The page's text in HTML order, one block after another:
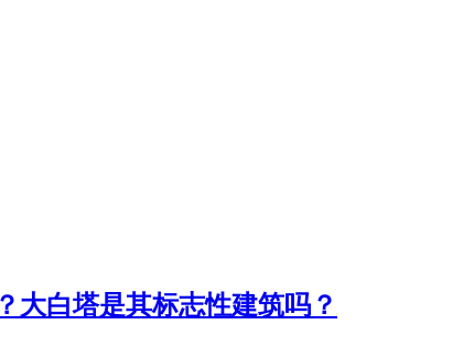
大白塔是其标志性建筑吗？